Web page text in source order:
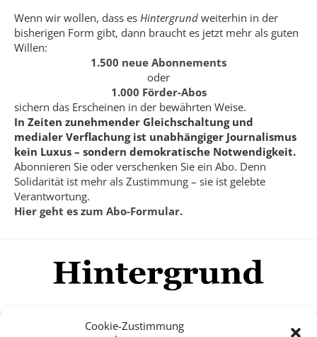
Cookie-Zustimmung
Wenn wir wollen, dass es Hintergrund weiterhin in der
bisherigen Form gibt, dann braucht es jetzt mehr als guten
Willen:
1.500 neue Abonnements
oder
1.000 Förder-Abos
sichern das Erscheinen in der bewährten Weise.
In Zeiten zunehmender Gleichschaltung und
medialer Verflachung ist unabhängiger Journalismus
kein Luxus – sondern demokratische Notwendigkeit.
Abonnieren Sie oder verschenken Sie ein Abo. Denn
Solidarität ist mehr als Zustimmung – sie ist gelebte
Verantwortung.
Hier geht es zum Abo-Formular.